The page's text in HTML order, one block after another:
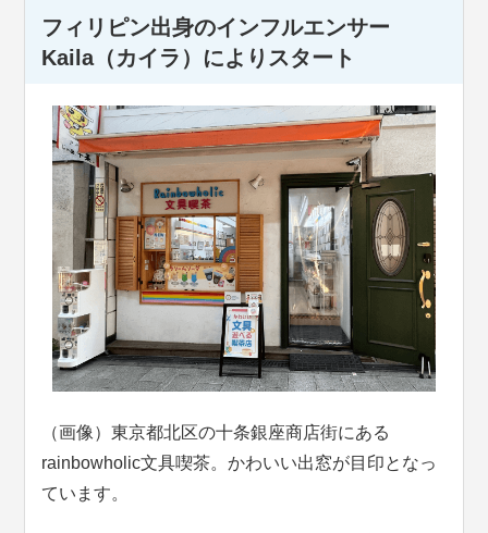
フィリピン出身のインフルエンサー
Kaila（カイラ）によりスタート
（画像）東京都北区の十条銀座商店街にある
rainbowholic文具喫茶。かわいい出窓が目印となっ
ています。